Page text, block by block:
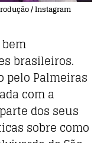
/ Instagram
brasileiros.
pelo Palmeiras
com a
dos seus
sobre como